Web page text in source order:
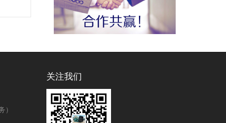
）
关注我们